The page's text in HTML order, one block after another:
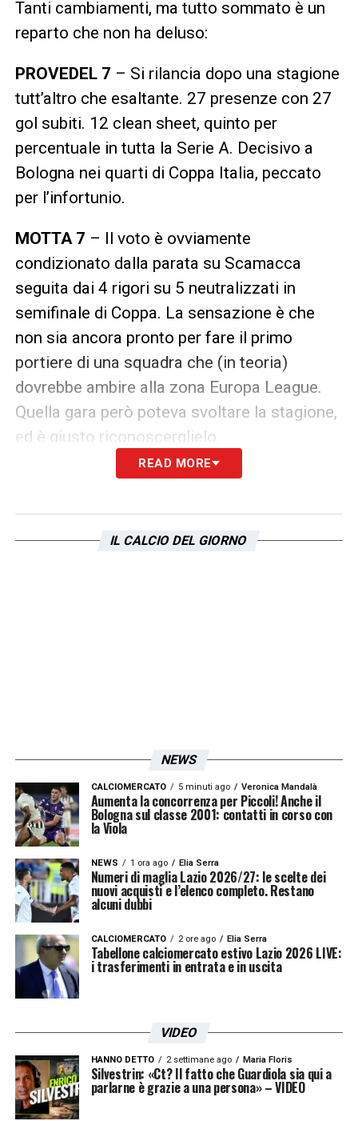
Tanti cambiamenti, ma tutto sommato è un
reparto che non ha deluso:
PROVEDEL 7 – Si rilancia dopo una stagione
tutt’altro che esaltante. 27 presenze con 27
gol subiti. 12 clean sheet, quinto per
percentuale in tutta la Serie A. Decisivo a
Bologna nei quarti di Coppa Italia, peccato
per l’infortunio.
MOTTA 7 – Il voto è ovviamente
condizionato dalla parata su Scamacca
seguita dai 4 rigori su 5 neutralizzati in
semifinale di Coppa. La sensazione è che
non sia ancora pronto per fare il primo
portiere di una squadra che (in teoria)
dovrebbe ambire alla zona Europa League.
Quella gara però poteva svoltare la stagione,
ed è giusto riconoscerglielo.
FURLANETTO 6,5– Chiamato in causa a
MARUSIC 5– Impegno e attaccamento alla
maglia non sono in discussione. Il fatto che
a distanza di 9 anni dal suo arrivo, sia ancora
il titolare di questa squadra, fa riflettere.
Difficile da perdonare l’errore in finale di
Coppa.
LAZZARI 5
a dare gamba sulla fascia destra, ma i limiti
tecnici restano quelli. Per una fascia che ha
fatto il suo tempo.
– Forse c’è chi recriminerà, ma per un
giocatore con i suoi mezzi atletici e fisici è
lecito aspettarsi anche qualcosina in più. La
READ MORE
IL CALCIO DEL GIORNO
NEWS
CALCIOMERCATO 5 minuti ago Veronica Mandalà
Aumenta la concorrenza per Piccoli! Anche il
Bologna sul classe 2001: contatti in corso con
la Viola
NEWS 1 ora ago Elia Serra
Numeri di maglia Lazio 2026/27: le scelte dei
nuovi acquisti e l’elenco completo. Restano
alcuni dubbi
CALCIOMERCATO 2 ore ago Elia Serra
Tabellone calciomercato estivo Lazio 2026 LIVE:
i trasferimenti in entrata e in uscita
VIDEO
HANNO DETTO 2 settimane ago Maria Floris
Silvestrin: «Ct? Il fatto che Guardiola sia qui a
parlarne è grazie a una persona» – VIDEO